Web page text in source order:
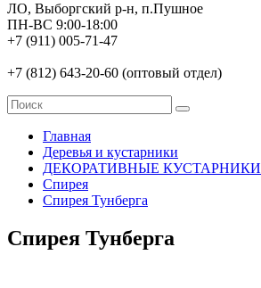
ЛО, Выборгский р-н, п.Пушное
ПН-ВС 9:00-18:00
+7 (911) 005-71-47
+7 (812) 643-20-60 (оптовый отдел)
Главная
Деревья и кустарники
ДЕКОРАТИВНЫЕ КУСТАРНИКИ
Спирея
Спирея Тунберга
Спирея Тунберга